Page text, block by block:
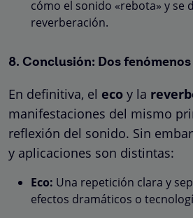
cómo el sonido «rebota» y se
reverberación.
8. Conclusión: Dos
En definitiva, el eco y la
manifestaciones del mismo
reflexión del sonido. Sin
y aplicaciones son distintas:
Eco: Una repetición clara y
efectos dramáticos o